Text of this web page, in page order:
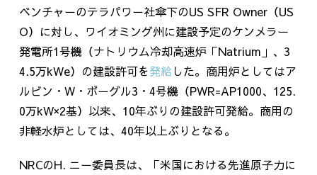
ベンチャーのテラパワー社傘下のUS SFR Owner（US
O）に対し、ワイオミング州に建設予定のケンメラー
発電所1号機（ナトリウム冷却高速炉「Natrium 」、3
4.5万kWe）の建設許可を発給した。商用炉としてはア
ルビン・ W・ボーグル3 ・ 4号機（PWR=AP1000、 125.
0万kW×2基）以来、 10年ぶりの建設許可発給。商用の
非軽水炉としては、 40年以上ぶりとなる。
NRCのH. ニー委員長は、「米国における先進原子力に